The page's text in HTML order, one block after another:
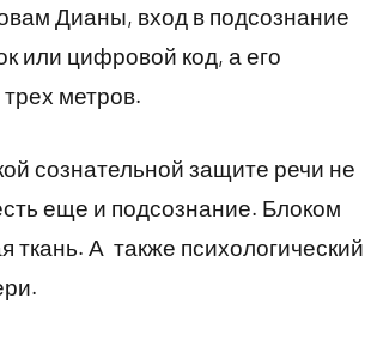
Дианы, вход в подсознание
или цифровой код, а его
метров.
сознательной защите речи не
еще и подсознание. Блоком
А также психологический